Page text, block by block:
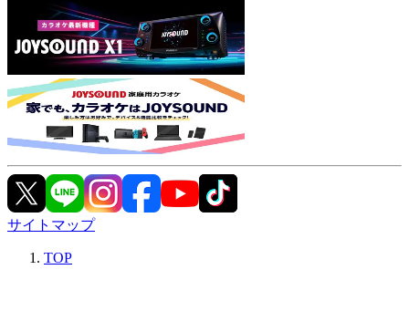
サイトマップ
TOP